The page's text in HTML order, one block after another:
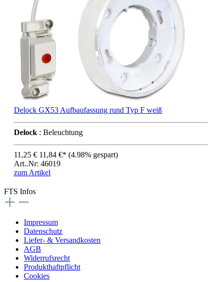
Delock GX53 Aufbaufassung rund Typ F weiß
Delock : Beleuchtung
11,25 € 11,84 €* (4.98% gespart)
Art..Nr: 46019
zum Artikel
FTS Infos
Impressum
Datenschutz
Liefer- & Versandkosten
AGB
Widerrufsrecht
Produkthaftpflicht
Cookies